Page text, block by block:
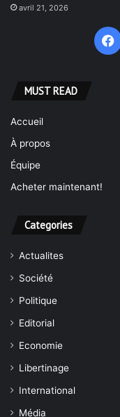
avril 21, 2026
MUST READ
Accueil
À propos
Équipe
Acheter maintenant!
Categories
Actualites
Société
Politique
Editorial
Economie
Libertinage
International
Média